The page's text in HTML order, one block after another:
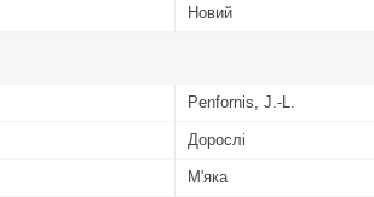
Новий
Penfornis, J.-L.
Дорослі
М'яка